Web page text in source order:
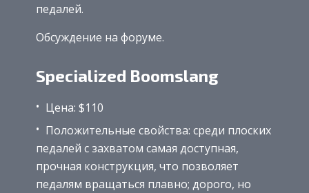
педалей.
Обсуждение на форуме.
Specialized Boomslang
Цена: $110
Положительные свойства: среди плоских
педалей с захватом самая доступная,
прочная конструкция, что позволяет
педалям вращаться плавно; дорого, но